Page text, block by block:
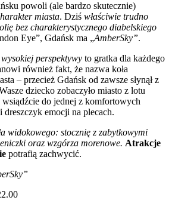
powoli (ale bardzo skutecznie)
miasta. Dziś właściwie trudno
bez charakterystycznego diabelskiego
Eye”, Gdańsk ma „AmberSky”.
wysokiej perspektywy to gratka dla każdego
również fakt, że nazwa koła
– przecież Gdańsk od zawsze słynął z
dziecko zobaczyło miasto z lotu
do jednej z komfortowych
emocji na plecach.
widokowego: stocznię z zabytkowymi
oraz wzgórza morenowe. Atrakcje
potrafią zachwycić.